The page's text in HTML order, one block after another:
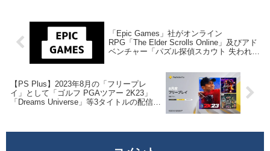
「Epic Games」社がオンライン
RPG「The Elder Scrolls Online」及びアド
ベンチャー「パズル探偵スカウト 失われた
【PS Plus】2023年8月の「フリープレ
イ」として「ゴルフ PGAツアー 2K23」
「Dreams Universe」等3タイトルの配信が